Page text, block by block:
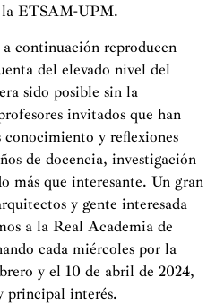
la ETSAM-UPM.
continuación reproducen
del elevado nivel del
sido posible sin la
invitados que han
y reflexiones
de docencia, investigación
más que interesante. Un gran
y gente interesada
a la Real Academia de
cada miércoles por la
y el 10 de abril de 2024,
principal interés.